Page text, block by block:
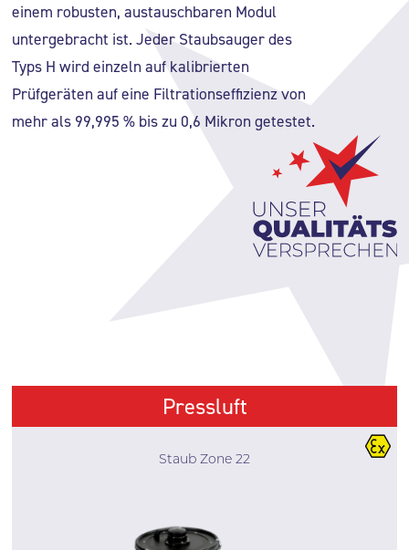
einem robusten, austauschbaren Modul
untergebracht ist. Jeder Staubsauger des
Typs H wird einzeln auf kalibrierten
Prüfgeräten auf eine Filtrationseffizienz von
mehr als 99,995 % bis zu 0,6 Mikron getestet.
Pressluft
Staub Zone 22